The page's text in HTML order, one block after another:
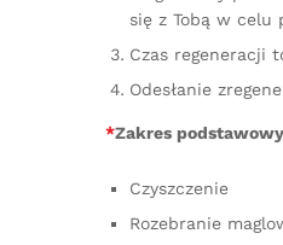
się z Tobą w celu
Czas regeneracji
Odesłanie
*Zakres
Czyszczenie
Rozebranie